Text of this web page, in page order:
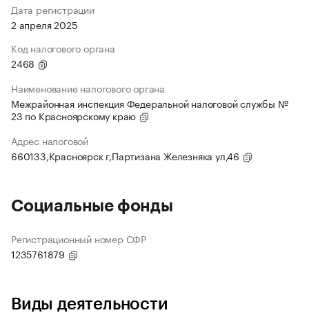
Дата регистрации
2 апреля 2025
Код налогового органа
2468
Наименование налогового органа
Межрайонная инспекция Федеральной налоговой службы №
23 по Красноярскому краю
Адрес налоговой
660133,Красноярск г,Партизана Железняка ул,46
Социальные фонды
Регистрационный номер СФР
1235761879
Виды деятельности